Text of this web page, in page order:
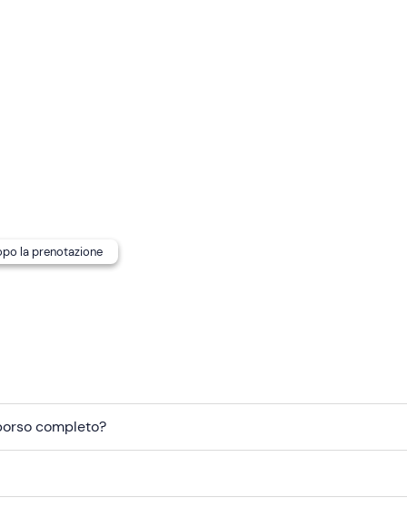
la prenotazione
completo?